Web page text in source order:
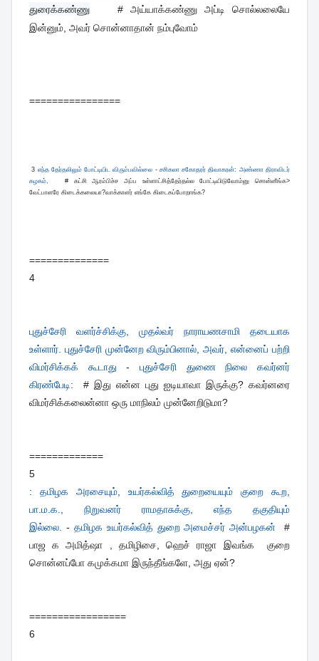
துரைக்கண்ணு # அய்யாக்கண்ணு அப்டி சொல்லலையே
இன்னும், அவர் சொன்னாதான் நம்புவோம்
================
3 எந்த தேர்தலிலும் போட்டியிட விரும்பவில்லை - சசிகலா சகோதரர் திவாகரன்: அண்ணா திராவிடர்
கழகம்,
# கட்சி ஆரம்பிச்ச அப்ப உள்ளாட்சித்தேர்தல்ல போட்டியிடுவோம்னு சொன்னீங்க>
வேட்பாளரே கிடைக்கலையா?வாக்காளர் எங்கே கிடைகப்போறாங்க?
==============
4
புதுச்சேரி வளர்ச்சிக்கு, முதல்வர் நாராயணசாமி தடையாக
உள்ளார். புதுச்சேரி முன்னேற விரும்பினால், அவர், என்னைப் பற்றி
விமர்சிக்கக் கூடாது -புதுச்சேரி துணை நிலை கவர்னர்
கிரண்பேடி:
# இது என்ன புது ஐடியாவா இருக்கு? கவர்னரை
விமர்சிக்கலைன்னா ஒரு மாநிலம் முன்னேறிடுமா?
=============
5
: தமிழக அரசையும், உயர்கல்வித் துறையையும் குறை கூற,
பா.ம.க., நிறுவனர் ராமதாசுக்கு, எந்த தகுதியும்
இல்லை.
- தமிழக உயர்கல்வித் துறை அமைச்சர் அன்பழகன் #
பாஜ க அமித்ஷா , தமிழிசை, ஹெச் ராஜா இவங்க குறை
சொன்னப்போ கமுக்கமா இருந்தீங்களே, அது ஏன்?
=================
6